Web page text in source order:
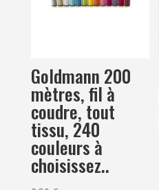
Goldmann 200
mètres, fil à
coudre, tout
tissu, 240
couleurs à
choisissez..